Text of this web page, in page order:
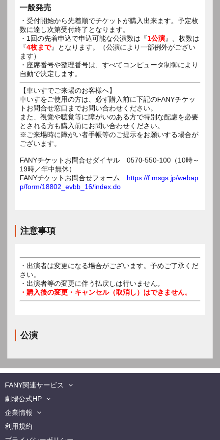
一般発売
・受付開始から先着順でチケットが購入出来ます。予定枚
数に達し次第受付終了となります。
・1回の先着申込で申込可能な公演数は『1公演』、枚数は
『4枚まで』となります。（公演により一部例外がござい
ます）
・座席番号や整理番号は、すべてコンピュータ制御により
自動で決定します。
【車いすでご来場のお客様へ】
車いすをご使用の方は、必ず購入前に下記のFANYチケッ
トお問合せ窓口までお問い合わせください。
また、視覚や聴覚等に障がいのある方で特別な配慮を必要
とされる方も購入前にお問い合わせください。
※ご来場時に障がい者手帳等のご提示をお願いする場合が
ございます。
FANYチケットお問合せダイヤル 0570-550-100（10時～
19時／年中無休）
FANYチケットお問合せフォーム https://f.msgs.jp/webap
p/form/18802_evbb_16/index.do
注意事項
・出演者は変更になる場合がございます。予めご了承くだ
さい。
・出演者等の変更に伴う払戻しは行いません。
・購入後の変更・キャンセル（取消し）はできません。
公演
FANY関連サービス
劇場公式HP
企業情報
利用規約